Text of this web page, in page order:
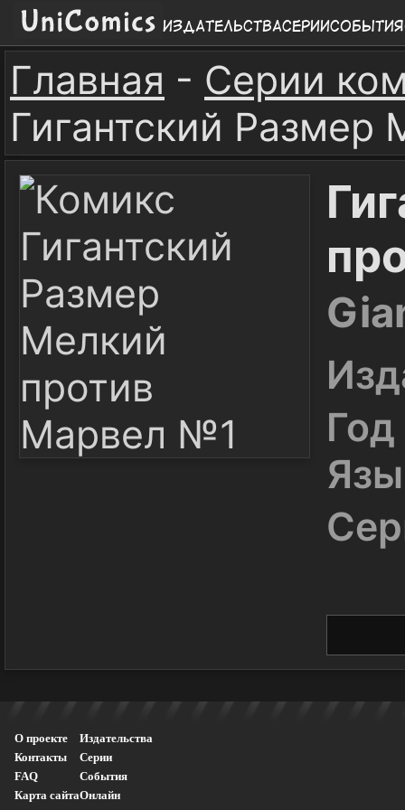
ИздательстваСерииСобытия
Главная - Серии
Гигантский
Год
О проекте
Контакты
FAQ
Карта сайта
Издательства
Серии
События
Онлайн